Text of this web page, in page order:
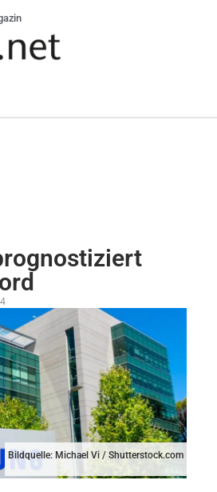
Bildquelle: Michael Vi / Shutterstock.com